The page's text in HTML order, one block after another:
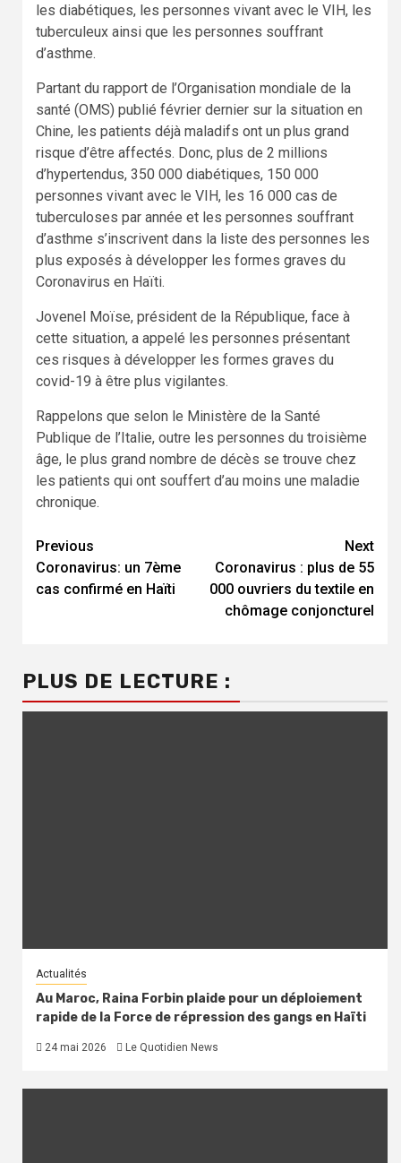
les diabétiques, les personnes vivant avec le VIH, les
tuberculeux ainsi que les personnes souffrant
d’asthme.
Partant du rapport de l’Organisation mondiale de la
santé (OMS) publié février dernier sur la situation en
Chine, les patients déjà maladifs ont un plus grand
risque d’être affectés. Donc, plus de 2 millions
d’hypertendus, 350 000 diabétiques, 150 000
personnes vivant avec le VIH, les 16 000 cas de
tuberculoses par année et les personnes souffrant
d’asthme s’inscrivent dans la liste des personnes les
plus exposés à développer les formes graves du
Coronavirus en Haïti.
Jovenel Moïse, président de la République, face à
cette situation, a appelé les personnes présentant
ces risques à développer les formes graves du
covid-19 à être plus vigilantes.
Rappelons que selon le Ministère de la Santé
Publique de l’Italie, outre les personnes du troisième
âge, le plus grand nombre de décès se trouve chez
les patients qui ont souffert d’au moins une maladie
chronique.
Continue
Reading
Previous
Coronavirus: un 7ème
cas confirmé en Haïti
Next
Coronavirus : plus de 55
000 ouvriers du textile en
chômage conjoncturel
PLUS DE LECTURE :
Actualités
Au Maroc, Raina Forbin plaide pour un déploiement
rapide de la Force de répression des gangs en Haïti
24 mai 2026 Le Quotidien News